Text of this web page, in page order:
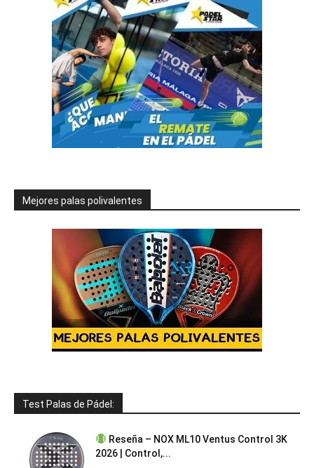
Mejores palas polivalentes
Test Palas de Pádel:
Reseña – NOX ML10 Ventus Control 3K
2026 | Control,...